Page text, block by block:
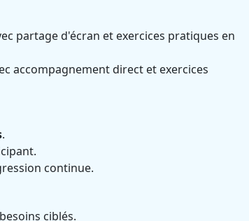
partage d'écran et exercices pratiques en
accompagnement direct et exercices
.
continue.
ciblés.